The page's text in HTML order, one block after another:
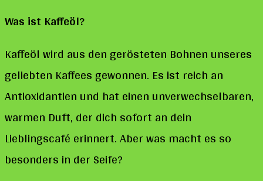
Was ist Kaffeöl?
Kaffeöl wird aus den gerösteten Bohnen unseres
geliebten Kaffees gewonnen. Es ist reich an
Antioxidantien und hat einen unverwechselbaren,
warmen Duft, der dich sofort an dein
Lieblingscafé erinnert. Aber was macht es so
besonders in der Seife?